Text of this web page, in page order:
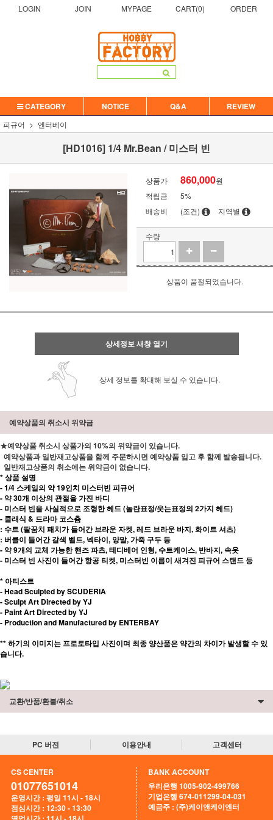
LOGIN JOIN MYPAGE CART(0) ORDER
CATEGORY NOTICE Q&A REVIEW
피규어 엔터베이
[HD1016] 1/4 Mr.Bean / 미스터 빈
상품가 860,000원
적립금
5%
배송비
(조건) 지역별
수량
상품이 품절되었습니다.
상세정보 새창 열기
상세 정보를 확대해 보실 수 있습니다.
예약상품의 취소시 위약금
★예약상품 취소시 상품가의 10%의 위약금이 있습니다.
예약상품과 일반재고상품을 함께 주문하시면 예약상품 입고 후 함께 발송됩니다.
일반재고상품의 취소에는 위약금이 없습니다.
* 상품 설명
- 1/4 스케일의 약 19인치 미스터빈 피규어
- 약 30개 이상의 관절을 가진 바디
- 미스터 빈을 사실적으로 조형한 헤드 (놀란표정/웃는표정의 2가지 헤드)
- 클래식 & 드라마 코스츔
: 수트 (팔꿈치 패치가 들어간 브라운 자켓, 레드 브라운 바지, 화이트 셔츠)
: 버클이 들어간 갈색 벨트, 넥타이, 양말, 가죽 구두 등
- 약 9개의 교체 가능한 핸즈 파츠, 테디베어 인형, 수트케이스, 반바지, 속옷
- 미스터 빈 사진이 들어간 항공 티켓, 미스터빈 이름이 새겨진 피규어 스탠드 등
* 아티스트
-Head Sculpted by SCUDERIA
- Sculpt Art Directed by YJ
- Paint Art Directed by YJ
- Production and Manufactured by ENTERBAY
** 하기의 이미지는 프로토타입 사진이며 최종 양산품은 약간의 차이가 발생할 수 있
습니다.
교환/반품/환불/취소
PC 버전 이용안내 고객센터
CS CENTER
01077651014
운영시간 : 평일 11시 - 18시
점심시간 : 12:30 - 13:30
BANK ACCOUNT
우리은행 1005-902-499766
기업은행 674-011299-04-031
예금주 : (주)케이앤케이엔터